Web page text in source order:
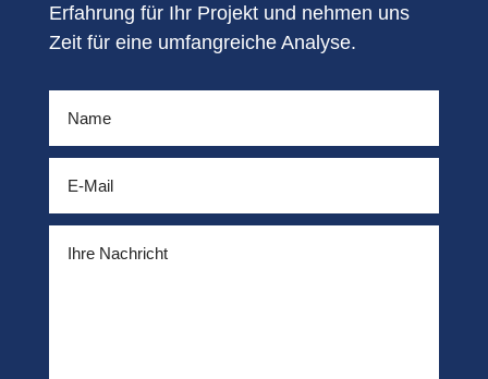
Erfahrung für Ihr Projekt und nehmen uns
Zeit für eine umfangreiche Analyse.